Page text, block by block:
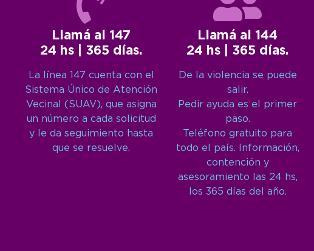
Llamá al 147
24 hs | 365 días.
La línea 147 cuenta con el
Sistema Único de Atención
Vecinal (SUAV), que asigna
un número a cada solicitud
y le da seguimiento hasta
que se resuelve.
Llamá al 144
24 hs | 365 días.
De la violencia se puede
salir.
Pedir ayuda es el primer
paso.
Teléfono gratuito para
todo el país. Información,
contención y
asesoramiento las 24 hs,
los 365 días del año.